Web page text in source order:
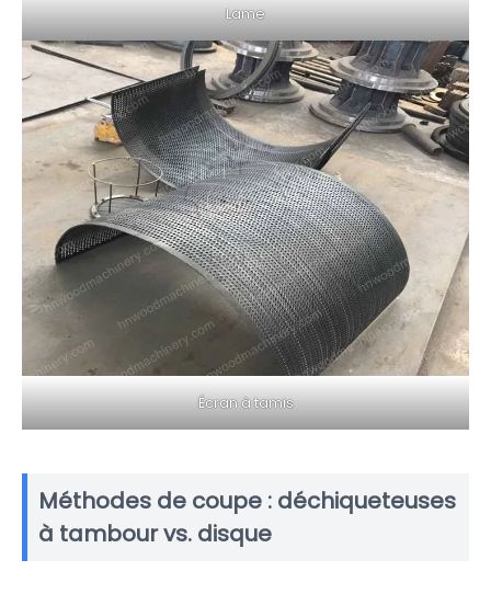
Lame
Écran à tamis
Méthodes de coupe : déchiqueteuses
à tambour vs. disque